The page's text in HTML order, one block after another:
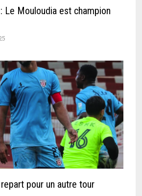
Le Mouloudia est champion
pour un autre tour